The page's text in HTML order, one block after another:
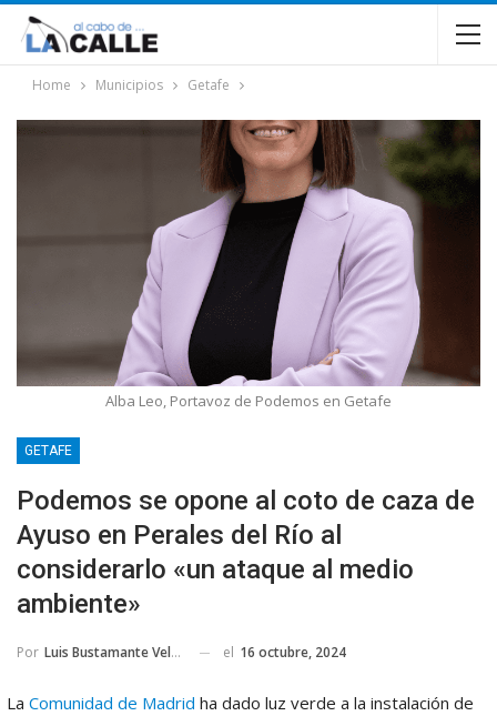
Home Municipios Getafe
Alba Leo, Portavoz de Podemos en Getafe
GETAFE
Podemos se opone al coto de caza de
Ayuso en Perales del Río al
considerarlo «un ataque al medio
ambiente»
Por Luis Bustamante Velarde el 16 octubre, 2024
La Comunidad de Madrid ha dado luz verde a la instalación de